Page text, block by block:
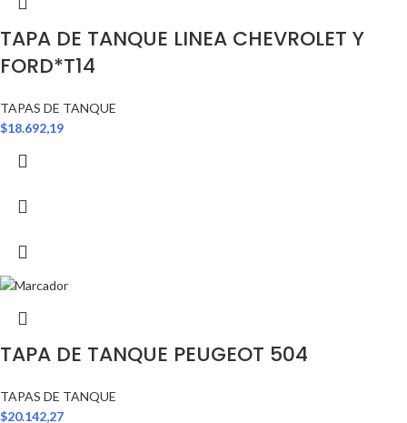
TAPA DE TANQUE LINEA CHEVROLET Y
FORD*T14
TAPAS DE TANQUE
$18.692,19
TAPA DE TANQUE PEUGEOT 504
TAPAS DE TANQUE
$20.142,27